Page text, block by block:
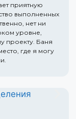
приятную
выполненных
нет ни
уровне,
проекту. Баня
где я могу